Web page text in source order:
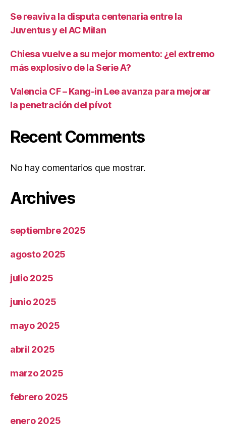
Se reaviva la disputa centenaria entre la
Juventus y el AC Milan
Chiesa vuelve a su mejor momento: ¿el extremo
más explosivo de la Serie A?
Valencia CF – Kang-in Lee avanza para mejorar
la penetración del pívot
Recent Comments
No hay comentarios que mostrar.
Archives
septiembre 2025
agosto 2025
julio 2025
junio 2025
mayo 2025
abril 2025
marzo 2025
febrero 2025
enero 2025